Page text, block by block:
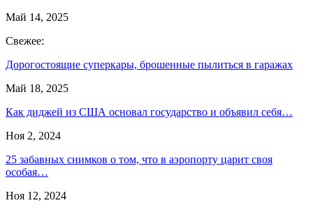
Май 14, 2025
Свежее:
Дорогостоящие суперкары, брошенные пылиться в гаражах
Май 18, 2025
Как диджей из США основал государство и объявил себя…
Ноя 2, 2024
25 забавных снимков о том, что в аэропорту царит своя
особая…
Ноя 12, 2024